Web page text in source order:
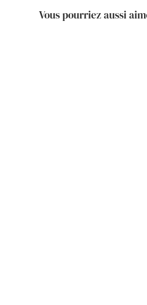
Vous pourriez aussi